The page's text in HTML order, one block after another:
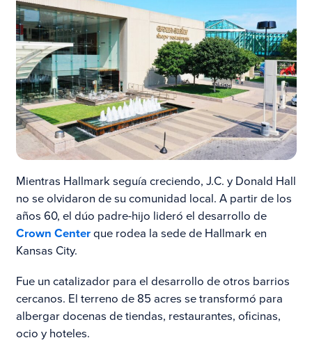
Mientras Hallmark seguía creciendo, J.C. y Donald Hall
no se olvidaron de su comunidad local. A partir de los
años 60, el dúo padre-hijo lideró el desarrollo de
Crown Centerque rodea la sede de Hallmark en
Kansas City.
Fue un catalizador para el desarrollo de otros barrios
cercanos. El terreno de 85 acres se transformó para
albergar docenas de tiendas, restaurantes, oficinas,
ocio y hoteles.